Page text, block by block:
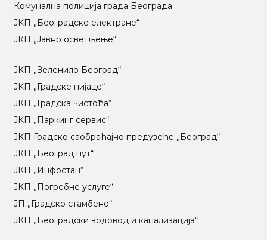
Комунална полиција града Београда
ЈКП „Београдске електране“
ЈКП „Јавно осветљење“
ЈКП „Зеленило Београд“
ЈКП „Градске пијаце“
ЈКП „Градска чистоћа“
ЈКП „Паркинг сервис“
ЈКП Градско саобраћајно предузеће „Београд“
ЈКП „Београд пут“
ЈКП „Инфостан“
ЈКП „Погребне услуге“
ЈП „Градско стамбено“
ЈКП „Београдски водовод и канализација“